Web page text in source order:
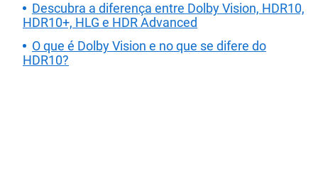
Descubra a diferença entre Dolby Vision, HDR10,
HDR10+, HLG e HDR Advanced
O que é Dolby Vision e no que se difere do
HDR10?